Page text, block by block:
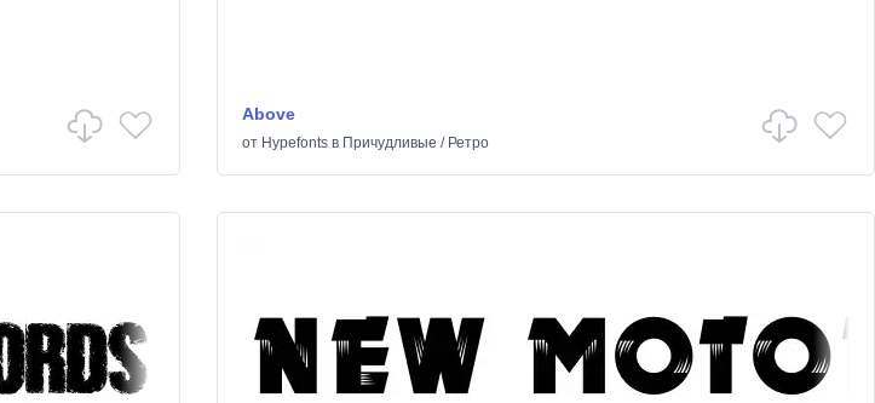
Above
от Hypefontsв Причудливые / Ретро